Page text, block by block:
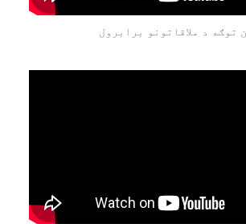
توګه د ملاقاتونو برابرول